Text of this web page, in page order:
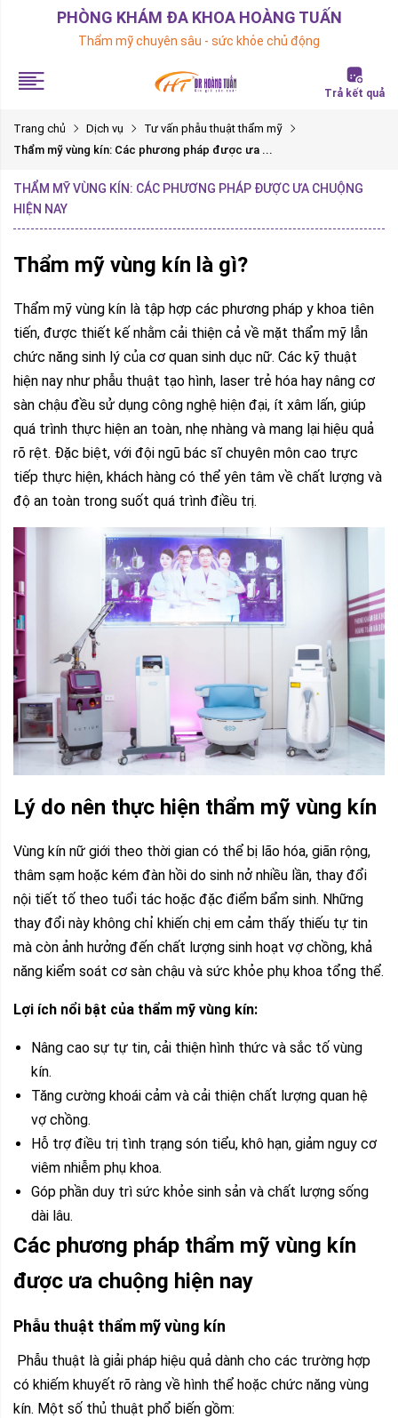
PHÒNG KHÁM ĐA KHOA HOÀNG TUẤN
Thẩm mỹ chuyên sâu - sức khỏe chủ động
Trả kết quả
Trang chủ Dịch vụ
Tư vấn phẫu thuật thẩm mỹ
Thẩm mỹ vùng kín: Các phương pháp được ưa ...
THẨM MỸ VÙNG KÍN: CÁC PHƯƠNG PHÁP ĐƯỢC ƯA CHUỘNG
HIỆN NAY
Thẩm mỹ vùng kín là gì?
Thẩm mỹ vùng kín là tập hợp các phương pháp y khoa tiên
tiến, được thiết kế nhằm cải thiện cả về mặt thẩm mỹ lẫn
chức năng sinh lý của cơ quan sinh dục nữ. Các kỹ thuật
hiện nay như phẫu thuật tạo hình, laser trẻ hóa hay nâng cơ
sàn chậu đều sử dụng công nghệ hiện đại, ít xâm lấn, giúp
quá trình thực hiện an toàn, nhẹ nhàng và mang lại hiệu quả
rõ rệt. Đặc biệt, với đội ngũ bác sĩ chuyên môn cao trực
tiếp thực hiện, khách hàng có thể yên tâm về chất lượng và
độ an toàn trong suốt quá trình điều trị.
Lý do nên thực hiện thẩm mỹ vùng kín
Vùng kín nữ giới theo thời gian có thể bị lão hóa, giãn rộng,
thâm sạm hoặc kém đàn hồi do sinh nở nhiều lần, thay đổi
nội tiết tố theo tuổi tác hoặc đặc điểm bẩm sinh. Những
thay đổi này không chỉ khiến chị em cảm thấy thiếu tự tin
mà còn ảnh hưởng đến chất lượng sinh hoạt vợ chồng, khả
năng kiểm soát cơ sàn chậu và sức khỏe phụ khoa tổng thể.
Lợi ích nổi bật của thẩm mỹ vùng kín:
Nâng cao sự tự tin, cải thiện hình thức và sắc tố vùng
kín.
Tăng cường khoái cảm và cải thiện chất lượng quan hệ
vợ chồng.
Hỗ trợ điều trị tình trạng són tiểu, khô hạn, giảm nguy cơ
viêm nhiễm phụ khoa.
Góp phần duy trì sức khỏe sinh sản và chất lượng sống
dài lâu.
Các phương pháp thẩm mỹ vùng kín
được ưa chuộng hiện nay
Phẫu thuật thẩm mỹ vùng kín
Phẫu thuật là giải pháp hiệu quả dành cho các trường hợp
có khiếm khuyết rõ ràng về hình thể hoặc chức năng vùng
kín. Một số thủ thuật phổ biến gồm: